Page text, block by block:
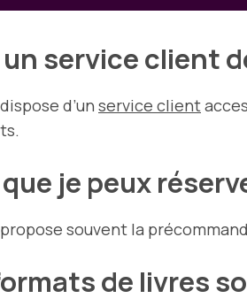
service client
d’un service client
je peux
propose souvent la
de livres